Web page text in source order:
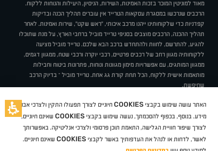
מאוד למוניטין המוכר בזכות האמינות, השירות, הניסיון, היעילות והנוחות ללקוח.
הרכבים שנרכשו במסגרת עסקאות הטרייד אין עוברים תהליך הכנה ובדיקות
קפדניות כדי שלקוחותינו ייהנו מרכב איכותי, "ראש שקט", שירות ואמינות. לאחר
תהליך ההכנה, הרכבים מוצבים בסניפי טרייד מוביל ברחבי הארץ, על מנת שתוכלו
להגיע, להתרשם, לחוות ולהתחדש ברכב הבא שלכם. טרייד מוביל מציעה
ללקוחותיה מגוון רחב של רכבים פרטיים, רכבי יוקרה ורכבי שטח, ממגוון דגמים,
ממגוון המותגים, עם אפשרויות מימון מגוונות ונוחות, פתרונות ביטוח וחבילות
מותאמות אישית ללקוח, הכל תחת קורת גג אחת. טרייד מוביל – בדיוק הרכב
שחיפשת.
תקנוןBUY BACKמבצעיםמגזין טרייד מובילאיך זה עובד? דרושים
ניהול העדפות עוגיות
סיטרואן אופלפיג'וMG
Geelyמזדהבי ווי דיצ'רי טסלהניסאןטויוטהדאצ'יהפולקסווגןטסלה
האתר עושה שימוש בקבצי COOKIES חיוניים לצורך תפעולו התקין ולצרכי אבטחת
מידע. בנוסף, בכפוף להסכמתך, נעשה שימוש בקבצי COOKIES שאינם חיוניים,
לצורך שיפור חוויית הגלישה, התאמת תוכן פרסומי ולצרכי אנליטיקה. באפשרותך
לאשר, לדחות או לנהל את העדפותיך באשר לקבצי COOKIES שאינם חיוניים.